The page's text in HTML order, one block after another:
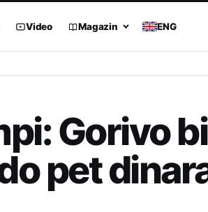
Video Magazin ENG
Gorivo
pet